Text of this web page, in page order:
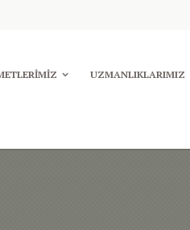
UZMANLIKLARIMIZ